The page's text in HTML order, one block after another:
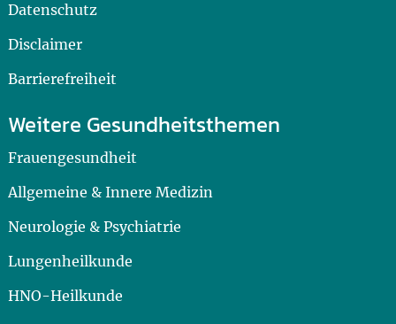
Datenschutz
Disclaimer
Barrierefreiheit
Weitere Gesundheitsthemen
Frauengesundheit
Allgemeine & Innere Medizin
Neurologie & Psychiatrie
Lungenheilkunde
HNO-Heilkunde